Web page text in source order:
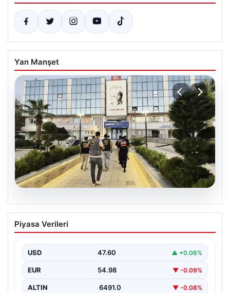
Yan Manşet
05.08.2026
Menderes Belediyesi Hakkında
Soruşturmada Firari Başkan Yardımcısı
İzmir'de Menderes Belediyesi'ne yönelik
olarak aranan Belediye Başkan Yardımcısı…
Piyasa Verileri
USD 47.60 ▲ +0.06%
EUR 54.98 ▼ -0.09%
ALTIN 6491.0 ▼ -0.08%